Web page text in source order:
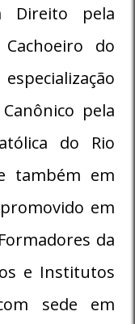
Direito pela
do
pela
do Rio
também em
em
da
e Institutos
sede em